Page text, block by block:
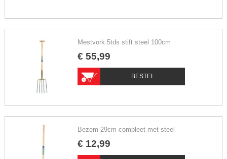
Mestvork 5tds stift steel 100cm
€ 55,99
BESTEL
Bezem 29cm compleet met steel
€ 12,99